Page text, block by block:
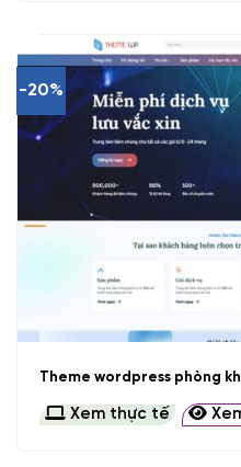
-20%
Theme wordpress phòng
Xem thực tế